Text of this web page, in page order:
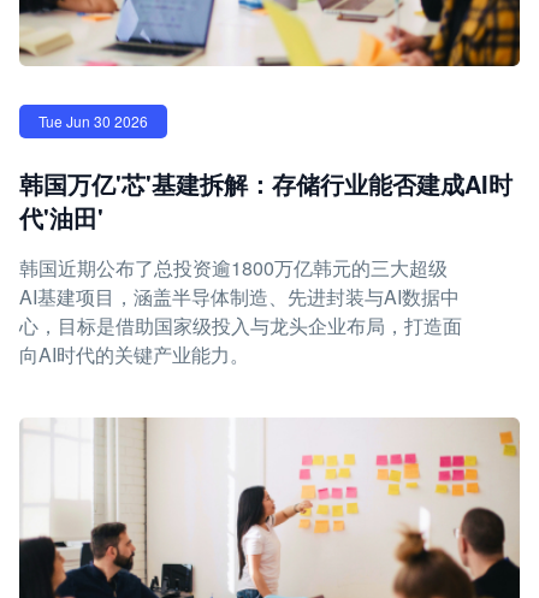
Tue Jun 30 2026
韩国万亿'芯'基建拆解：存储行业能否建成AI时
代'油田'
韩国近期公布了总投资逾1800万亿韩元的三大超级
AI基建项目，涵盖半导体制造、先进封装与AI数据中
心，目标是借助国家级投入与龙头企业布局，打造面
向AI时代的关键产业能力。